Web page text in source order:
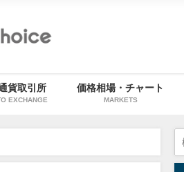
貨取引所
EXCHANGE
価格相場・チャート
MARKETS